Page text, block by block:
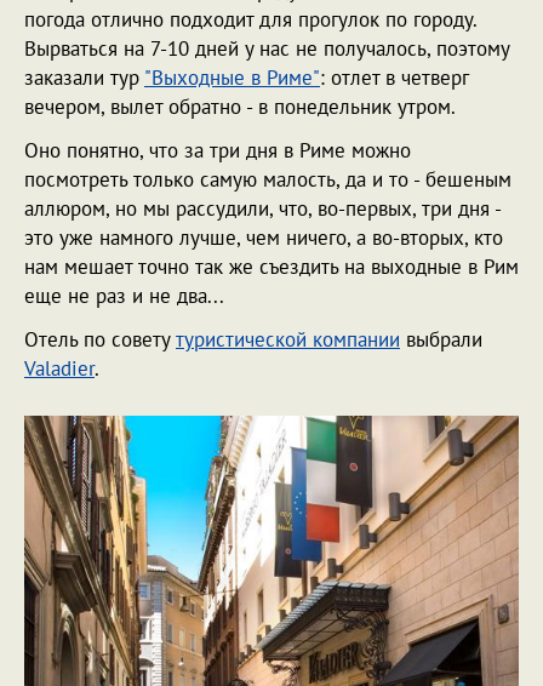
погода отлично подходит для прогулок по городу.
Вырваться на 7-10 дней у нас не получалось, поэтому
заказали тур "Выходные в Риме": отлет в четверг
вечером, вылет обратно - в понедельник утром.
Оно понятно, что за три дня в Риме можно
посмотреть только самую малость, да и то - бешеным
аллюром, но мы рассудили, что, во-первых, три дня -
это уже намного лучше, чем ничего, а во-вторых, кто
нам мешает точно так же съездить на выходные в Рим
еще не раз и не два...
Отель по советутуристической компании выбрали
Valadier.